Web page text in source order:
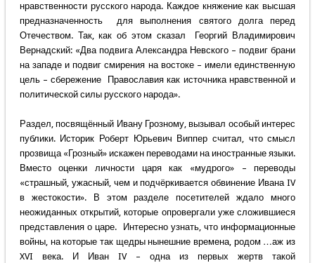
нравственности русского народа. Каждое княжение как высшая
предназначенность для выполнения святого долга перед
Отечеством. Так, как об этом сказал Георгий Владимирович
Вернадский: «Два подвига Александра Невского – подвиг брани
на западе и подвиг смирения на востоке – имели единственную
цель – сбережение Православия как источника нравственной и
политической силы русского народа».
Раздел, посвящённый Ивану Грозному, вызывал особый интерес
публики. Историк Роберт Юрьевич Виппер считал, что смысл
прозвища «Грозный» искажен переводами на иностранные языки.
Вместо оценки личности царя как «мудрого» – переводы
«страшный, ужасный, чем и подчёркивается обвинение Ивана IV
в жестокости». В этом разделе посетителей ждало много
неожиданных открытий, которые опровергали уже сложившиеся
представления о царе. Интересно узнать, что информационные
войны, на которые так щедры нынешние времена, родом …аж из
XVI века. И Иван IV – одна из первых жертв такой